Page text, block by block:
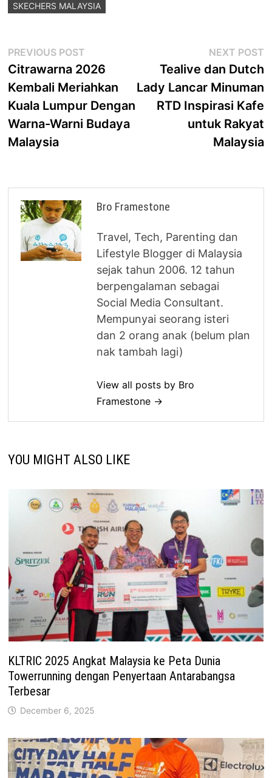
SKECHERS MALAYSIA
Post
navigation
PREVIOUS POST
post:
Citrawarna 2026
Kembali Meriahkan
Kuala Lumpur Dengan
Warna-Warni Budaya
Malaysia
NEXT POST
Tealive dan Dutch
Lady Lancar Minuman
RTD Inspirasi Kafe
untuk Rakyat
Malaysia
Bro Framestone
Travel, Tech, Parenting dan
Lifestyle Blogger di Malaysia
sejak tahun 2006. 12 tahun
berpengalaman sebagai
Social Media Consultant.
Mempunyai seorang isteri
dan 2 orang anak (belum plan
nak tambah lagi)
View all posts by Bro
Framestone →
YOU MIGHT ALSO LIKE
KLTRIC 2025 Angkat Malaysia ke Peta Dunia
Towerrunning dengan Penyertaan Antarabangsa
Terbesar
December 6, 2025